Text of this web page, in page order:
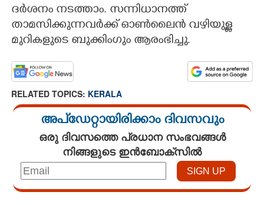
ദർശനം നടത്താം. സന്നിധാനത്ത്
താമസിക്കുന്നവർക്ക് ഓൺലൈൻ വഴിയുള്ള
മുറികളുടെ ബുക്കിംഗും ആരംഭിച്ചു.
RELATED TOPICS: KERALA
അപ്ഡേറ്റായിരിക്കാം ദിവസവും
ഒരു ദിവസത്തെ പ്രധാന സംഭവങ്ങൾ
നിങ്ങളുടെ ഇൻബോക്സിൽ